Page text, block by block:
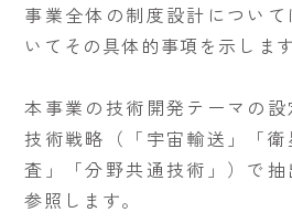
事業全体の制度設計につい
いてその具体的事項を示します
本事業の技術開発テーマの
技術戦略（「宇宙輸送」「
査」「分野共通技術」）で
参照します。